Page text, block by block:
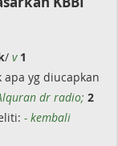
/ v 1
yg diucapkan
dr radio; 2
- kembali